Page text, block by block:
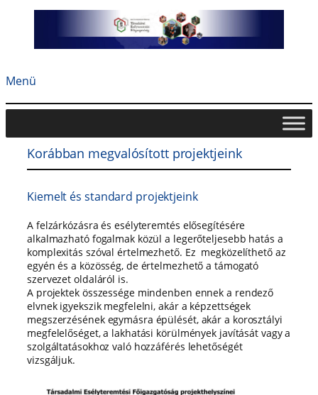
Menü
Korábban megvalósított projektjeink
Kiemelt és standard projektjeink
A felzárkózásra és esélyteremtés elősegítésére
alkalmazható fogalmak közül a legerőteljesebb hatás a
komplexitás szóval értelmezhető. Ez megközelíthető az
egyén és a közösség, de értelmezhető a támogató
szervezet oldaláról is.
A projektek összessége mindenben ennek a rendező
elvnek igyekszik megfelelni, akár a képzettségek
megszerzésének egymásra épülését, akár a korosztályi
megfelelőséget, a lakhatási körülmények javítását vagy a
szolgáltatásokhoz való hozzáférés lehetőségét
vizsgáljuk.